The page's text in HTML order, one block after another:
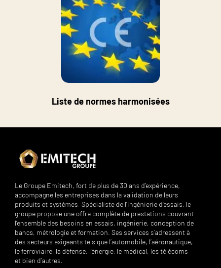
Liste de normes harmonisées
Le Groupe Emitech, fort de plus de 30 ans d’expérience,
accompagne les entreprises dans la validation de leurs
produits et systèmes. Spécialiste de l’ingénierie d’essais, le
groupe propose une offre complète de prestations couvrant
l’ensemble des besoins en essais, ingénierie, conception de
bancs, métrologie et formation. Ses services s’adressent à
des secteurs exigeants tels que l’automobile, l’aéronautique,
le ferroviaire, la défense, l’énergie, le médical, les télécoms
et bien d’autres.